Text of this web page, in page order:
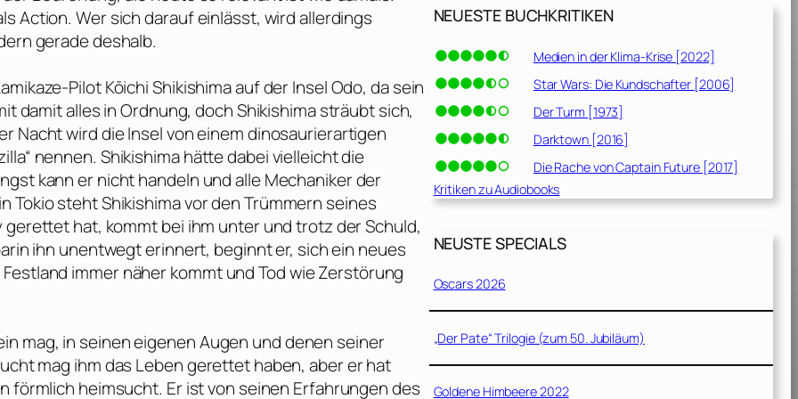
Action. Wer sich darauf einlässt, wird allerdings
gerade deshalb.
Pilot Kōichi Shikishima auf der Insel Odo, da sein
damit alles in Ordnung, doch Shikishima sträubt sich,
Nacht wird die Insel von einem dinosaurierartigen
nennen. Shikishima hätte dabei vielleicht die
kann er nicht handeln und alle Mechaniker der
Tokio steht Shikishima vor den Trümmern seines
hat, kommt bei ihm unter und trotz der Schuld,
ihn unentwegt erinnert, beginnt er, sich ein neues
immer näher kommt und Tod wie Zerstörung
mag, in seinen eigenen Augen und denen seiner
mag ihm das Leben gerettet haben, aber er hat
förmlich heimsucht. Er ist von seinen Erfahrungen des
NEUESTE BUCHKRITIKEN
Medien in der Klima-Krise [2022]
Star Wars: Die Kundschafter [2006]
Der Turm [1973]
Darktown [2016]
Die Rache von Captain Future [2017]
Kritiken zu Audiobooks
NEUSTE SPECIALS
Oscars 2026
„Der Pate“ Trilogie (zum 50. Jubiläum)
Goldene Himbeere 2022